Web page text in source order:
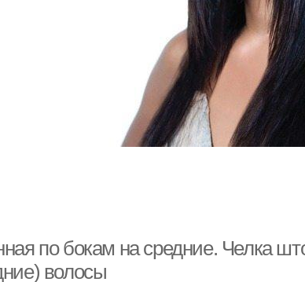
по бокам на средние. Челка
волосы